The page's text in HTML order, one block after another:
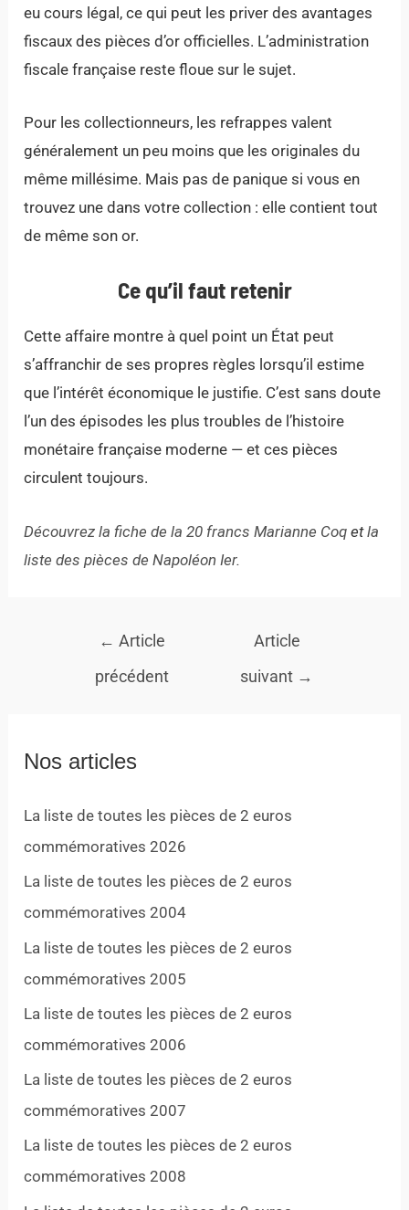
eu cours légal, ce qui peut les priver des avantages
fiscaux des pièces d’or officielles. L’administration
fiscale française reste floue sur le sujet.
Pour les collectionneurs, les refrappes valent
généralement un peu moins que les originales du
même millésime. Mais pas de panique si vous en
trouvez une dans votre collection : elle contient tout
de même son or.
Ce qu’il faut retenir
Cette affaire montre à quel point un État peut
s’affranchir de ses propres règles lorsqu’il estime
que l’intérêt économique le justifie. C’est sans doute
l’un des épisodes les plus troubles de l’histoire
monétaire française moderne — et ces pièces
circulent toujours.
Découvrez la fiche de la 20 francs Marianne Coq etla
liste des pièces de Napoléon Ier.
← Article
précédent
Article
suivant →
Nos articles
La liste de toutes les pièces de 2 euros
commémoratives 2026
La liste de toutes les pièces de 2 euros
commémoratives 2004
La liste de toutes les pièces de 2 euros
commémoratives 2005
La liste de toutes les pièces de 2 euros
commémoratives 2006
La liste de toutes les pièces de 2 euros
commémoratives 2007
La liste de toutes les pièces de 2 euros
commémoratives 2008